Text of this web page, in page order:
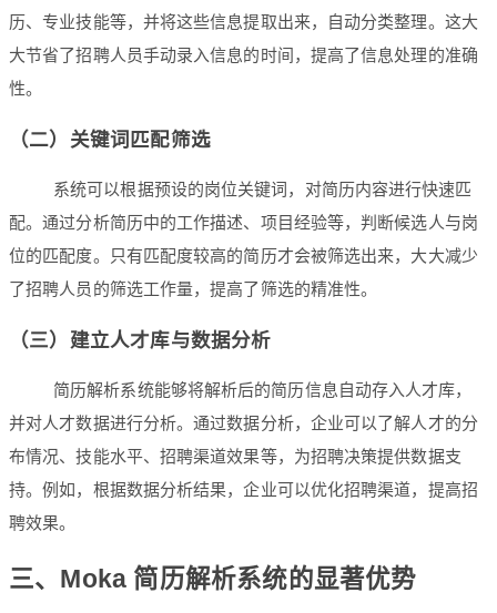
历、专业技能等，并将这些信息提取出来，自动分类整理。这大
大节省了招聘人员手动录入信息的时间，提高了信息处理的准确
性。
（二）关键词匹配筛选
系统可以根据预设的岗位关键词，对简历内容进行快速匹
配。通过分析简历中的工作描述、项目经验等，判断候选人与岗
位的匹配度。只有匹配度较高的简历才会被筛选出来，大大减少
了招聘人员的筛选工作量，提高了筛选的精准性。
（三）建立人才库与数据分析
简历解析系统能够将解析后的简历信息自动存入人才库，
并对人才数据进行分析。通过数据分析，企业可以了解人才的分
布情况、技能水平、招聘渠道效果等，为招聘决策提供数据支
持。例如，根据数据分析结果，企业可以优化招聘渠道，提高招
聘效果。
三、Moka 简历解析系统的显著优势